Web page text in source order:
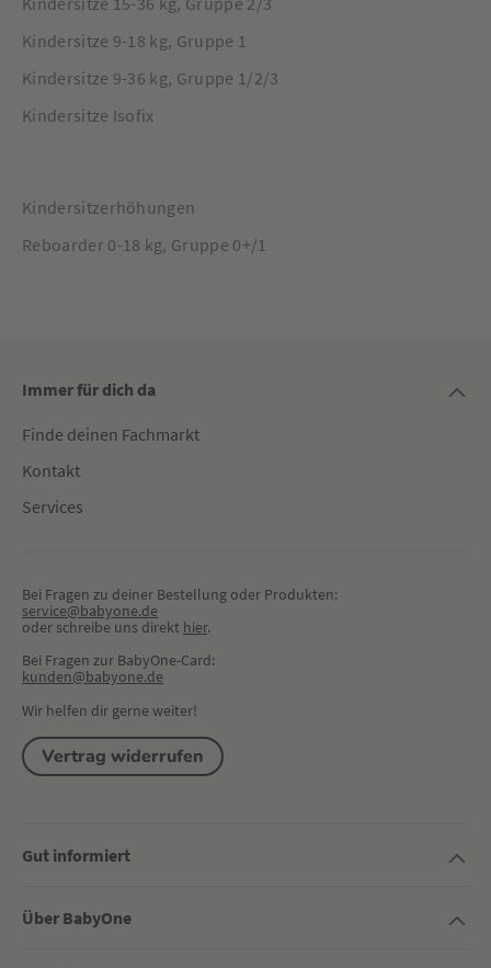
Kindersitze 9-18 kg, Gruppe 1
Kindersitze 9-36 kg, Gruppe 1/2/3
Kindersitze Isofix
Kindersitzerhöhungen
Reboarder 0-18 kg, Gruppe 0+/1
Immer für dich da
Finde deinen Fachmarkt
Kontakt
Services
Bei Fragen zu deiner Bestellung oder Produkten:
service@babyone.de
oder schreibe uns direkt hier.
Bei Fragen zur BabyOne-Card:
kunden@babyone.de
Wir helfen dir gerne weiter!
Vertrag widerrufen
Gut informiert
Über BabyOne